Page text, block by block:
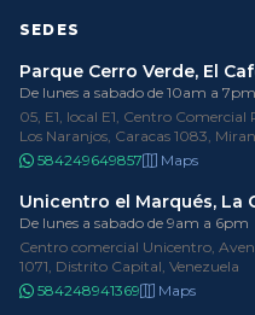
SEDES
Parque Cerro Verde, El
De lunes a sabado de 10am a
05, E1, local E1, Centro Comercial
Los Naranjos, Caracas 1083,
584249649857
Maps
Unicentro el Marqués, La
De lunes a sabado de 9am a 6pm
Centro comercial Unicentro,
1071, Distrito Capital, Venezuela
584248941369
Maps